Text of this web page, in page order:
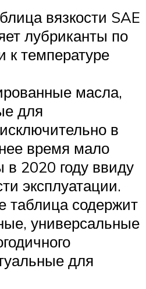
вязкости SAE
лубриканты по
к температуре
масла,
для
в
время мало
в 2020 году ввиду
эксплуатации.
таблица содержит
универсальные
для